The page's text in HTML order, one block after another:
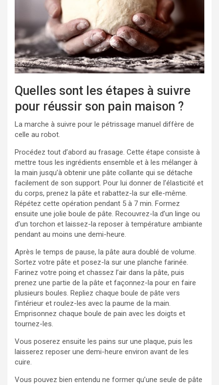
Quelles sont les étapes à suivre
pour réussir son pain maison ?
La marche à suivre pour le pétrissage manuel diffère de
celle au robot.
Procédez tout d’abord au frasage. Cette étape consiste à
mettre tous les ingrédients ensemble et à les mélanger à
la main jusqu’à obtenir une pâte collante qui se détache
facilement de son support. Pour lui donner de l’élasticité et
du corps, prenez la pâte et rabattez-la sur elle-même.
Répétez cette opération pendant 5 à 7 min. Formez
ensuite une jolie boule de pâte. Recouvrez-la d’un linge ou
d’un torchon et laissez-la reposer à température ambiante
pendant au moins une demi-heure.
Après le temps de pause, la pâte aura doublé de volume.
Sortez votre pâte et posez-la sur une planche farinée.
Farinez votre poing et chassez l’air dans la pâte, puis
prenez une partie de la pâte et façonnez-la pour en faire
plusieurs boules. Repliez chaque boule de pâte vers
l’intérieur et roulez-les avec la paume de la main.
Emprisonnez chaque boule de pain avec les doigts et
tournez-les.
Vous poserez ensuite les pains sur une plaque, puis les
laisserez reposer une demi-heure environ avant de les
cuire.
Vous pouvez bien entendu ne former qu’une seule de pâte